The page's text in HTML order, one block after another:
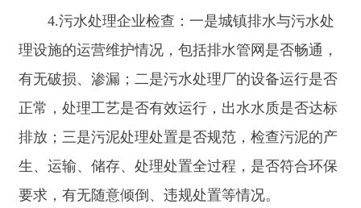
整洁、完好，有无乱涂乱画、乱张贴、乱悬挂等现
4.施工工地管理：施工现场有无采取防尘、降
尘措施；施工车辆进出是否冲洗，有无带泥上路污
5.公共设施维护：检查城市道路共设施是否完